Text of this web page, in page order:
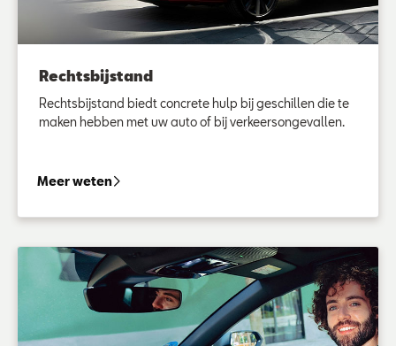
Rechtsbijstand
Rechtsbijstand biedt concrete hulp bij geschillen die te
maken hebben met uw auto of bij verkeersongevallen.
Meer wetenRechtsbijstand